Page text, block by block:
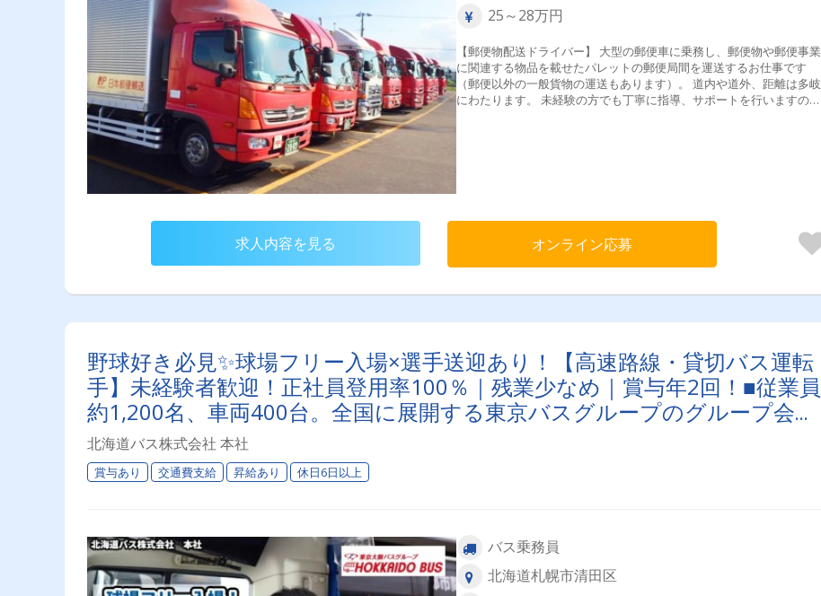
25～28万円
【郵便物配送ドライバー】 大型の郵便車に乗務し、郵便物や郵便事業
に関連する物品を載せたパレットの郵便局間を運送するお仕事です
（郵便以外の一般貨物の運送もあります）。 道内や道外、距離は多岐
にわたります。 未経験の方でも丁寧に指導、サポートを行いますの
求人内容を見る オンライン応募
野球好き必見✨球場フリー入場×選手送迎あり！【高速路線・貸切バス運転
手】未経験者歓迎！正社員登用率100％｜残業少なめ｜賞与年2回！■従業員
約1,200名、車両400台。全国に展開する東京バスグループのグループ会社
です！
北海道バス株式会社 本社
賞与あり 交通費支給 昇給あり 休日6日以上
バス乗務員
北海道札幌市清田区